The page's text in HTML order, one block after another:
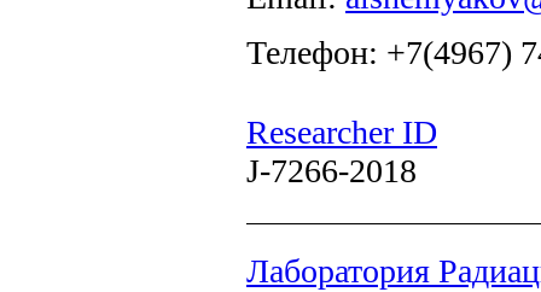
Телефон: +7(4967)
Researcher ID
J-7266-2018
Лаборатория